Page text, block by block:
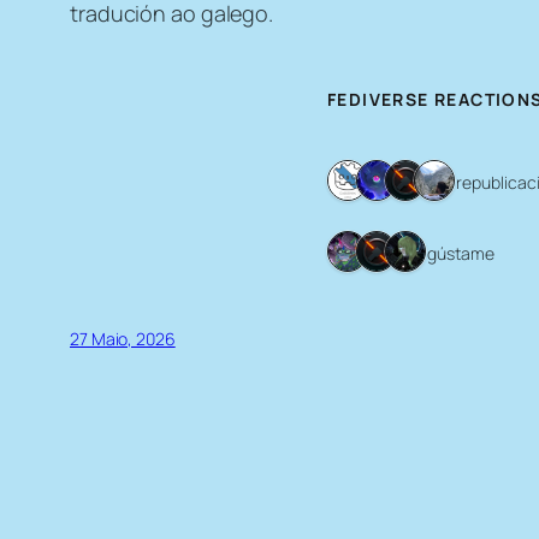
tradución ao galego.
FEDIVERSE
4
3 gústame
27 Maio, 2026